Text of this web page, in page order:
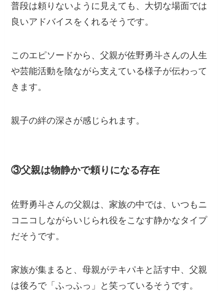
普段は頼りないように見えても、大切な場面では
良いアドバイスをくれるそうです。
このエピソードから、父親が佐野勇斗さんの人生
や芸能活動を陰ながら支えている様子が伝わって
きます。
親子の絆の深さが感じられます。
③父親は物静かで頼りになる存在
佐野勇斗さんの父親は、家族の中では、いつもニ
コニコしながらいじられ役をこなす静かなタイプ
だそうです。
家族が集まると、母親がテキパキと話す中、父親
は後ろで「ふっふっ」と笑っているそうです。